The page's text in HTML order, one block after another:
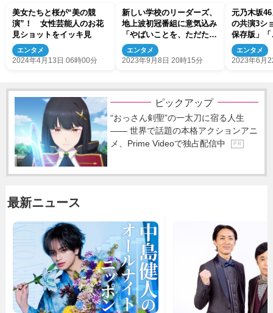
美女たちと桜が“美の競
演”！ 女性芸能人のお花
見ショットをイッキ見
エンタメ
2024年4月13日 06時00分
新しい学校のリーダーズ、
地上波初冠番組に意気込み
「やばいことを、ただただ
したい」
エンタメ
2023年9月8日 20時15分
元乃木坂
の共演3シ
保存版」
とファン感
エンタメ
2023年6月
ピックアップ
“おっさん剣聖”の一太刀に宿る人生
―― 世界で話題の本格アクションアニ
メ、Prime Videoで独占配信中
P R
最新ニュース